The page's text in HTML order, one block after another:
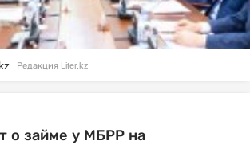
Редакция Liter.kz
о займе у МБРР на